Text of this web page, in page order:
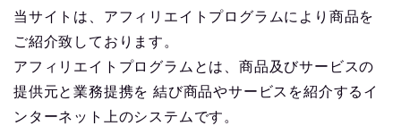
当サイトは、アフィリエイトプログラムにより商品を
ご紹介致しております。
アフィリエイトプログラムとは、商品及びサービスの
提供元と業務提携を 結び商品やサービスを紹介するイ
ンターネット上のシステムです。